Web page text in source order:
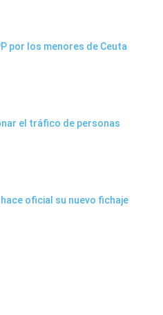
por los menores de Ceuta
el tráfico de personas
oficial su nuevo fichaje